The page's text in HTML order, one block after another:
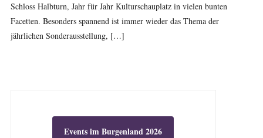
Schloss Halbturn, Jahr für Jahr Kulturschauplatz in vielen bunten
Facetten. Besonders spannend ist immer wieder das Thema der
jährlichen Sonderausstellung, […]
Events im Burgenland 2026